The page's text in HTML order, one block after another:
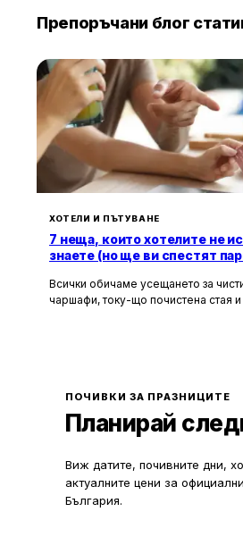
Препоръчани блог
ХОТЕЛИ И ПЪТУВАНЕ
7 неща, които хотелите не
знаете (но ще ви спестят
Всички обичаме усещането за
чаршафи, току-що почистена стая и
могат да олекотят портфейла ви
ПОЧИВКИ ЗА ПРАЗНИЦИТЕ
Планирай
Виж датите, почивните дни,
актуалните цени за
България.